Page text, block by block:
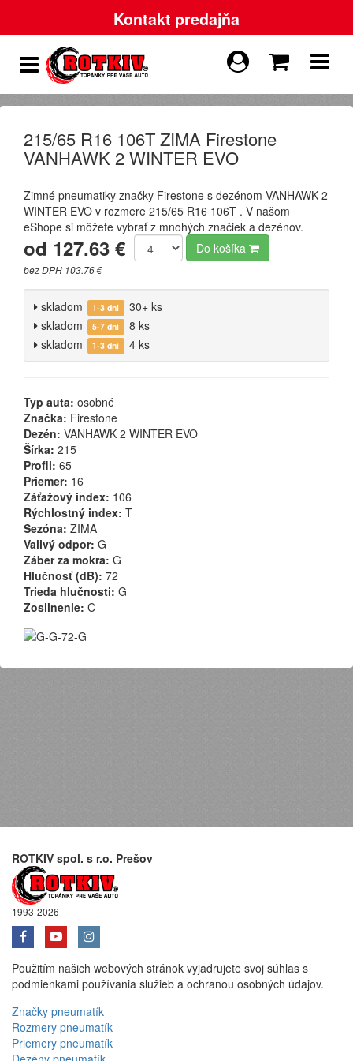
Kontakt predajňa
215/65 R16 106T ZIMA Firestone
VANHAWK 2 WINTER EVO
Zimné pneumatiky značky Firestone s dezénom VANHAWK 2
WINTER EVO v rozmere 215/65 R16 106T . V našom
eShope si môžete vybrať z mnohých značiek a dezénov.
od 127.63 €
bez DPH 103.76 €
Do košíka
skladom 1-3 dni
30+ ks
skladom
5-7 dní
8 ks
skladom
1-3 dni 4 ks
Typ auta: osobné
Značka: Firestone
Dezén: VANHAWK 2 WINTER EVO
Šírka: 215
Profil: 65
Priemer: 16
Záťažový index: 106
Rýchlostný index: T
Sezóna: ZIMA
Valivý odpor: G
Záber za mokra: G
Hlučnosť (dB): 72
Trieda hlučnosti: G
Zosilnenie: C
ROTKIV spol. s r.o. Prešov
1993-2026
Použitím našich webových stránok vyjadrujete svoj súhlas s
podmienkami používania služieb a ochranou osobných údajov.
Značky pneumatík
Rozmery pneumatík
Priemery pneumatík